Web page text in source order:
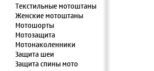
Текстильные мотоштаны
Женские мотоштаны
Мотошорты
Мотозащита
Мотонаколенники
Защита шеи
Защита спины мото